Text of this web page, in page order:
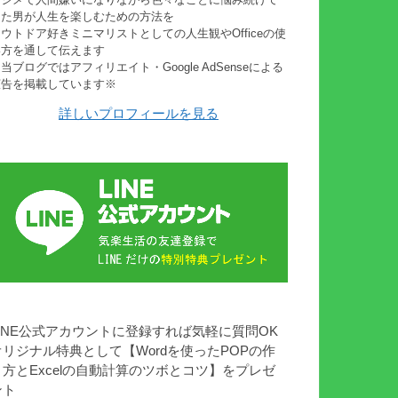
男が人生を楽しむための方法を
トドア好きミニマリストとしての人生観やOfficeの使
を通して伝えます
ブログではアフィリエイト・Google AdSenseによる
を掲載しています※
詳しいプロフィールを見る
公式アカウントに登録すれば気軽に質問OK
リジナル特典として【Wordを使ったPOPの作
方とExcelの自動計算のツボとコツ】をプレゼ